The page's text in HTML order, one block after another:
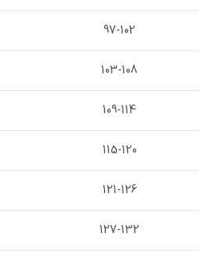
97-102
103-108
109-114
115-120
121-126
127-132